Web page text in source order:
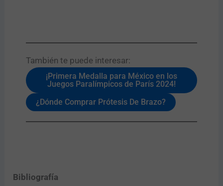
También te puede interesar:​
¡Primera Medalla para México en los
Juegos Paralímpicos de París 2024!
¿Dónde Comprar Prótesis De Brazo?
Bibliografía